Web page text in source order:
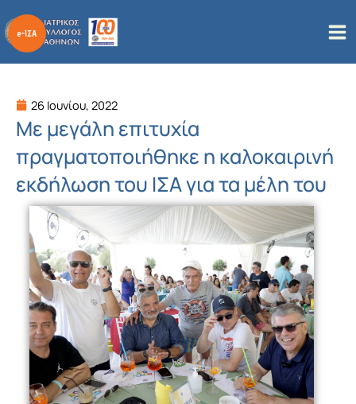
στο
περιεχόμενο
26 Ιουνίου, 2022
Με μεγάλη επιτυχία
πραγματοποιήθηκε η καλοκαιρινή
εκδήλωση του ΙΣΑ για τα μέλη του